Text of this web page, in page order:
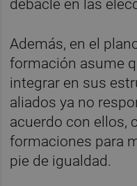
debacle en las
Además, en el
formación asume
integrar en sus
aliados ya no
acuerdo con ellos,
formaciones para
pie de igualdad.